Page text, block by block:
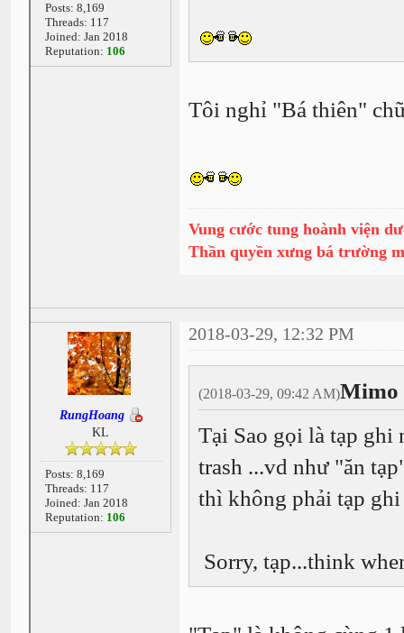
Posts: 8,169
Threads: 117
Joined: Jan 2018
Reputation: 106
Tôi nghỉ "Bá thiên"
Vung cước tung hoành viện
Thần quyền xưng bá trường
RungHoang
KL
Posts: 8,169
Threads: 117
Joined: Jan 2018
Reputation: 106
2018-03-29, 12:32 PM
(2018-03-29, 09:42 AM)Mimo
Tại Sao gọi là tạp
trash ...vd như "ăn
thì không phải tạp
Sorry, tạp...think